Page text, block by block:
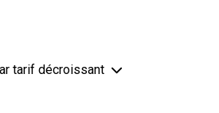
tarif décroissant